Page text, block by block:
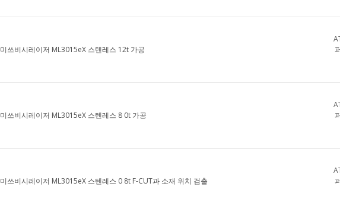
미쓰비시레이저 ML3015eX 스텐레스 12t 가공
미쓰비시레이저 ML3015eX 스텐레스 8 0t 가공
미쓰비시레이저 ML3015eX 스텐레스 0 8t F-CUT과 소재 위치 검출